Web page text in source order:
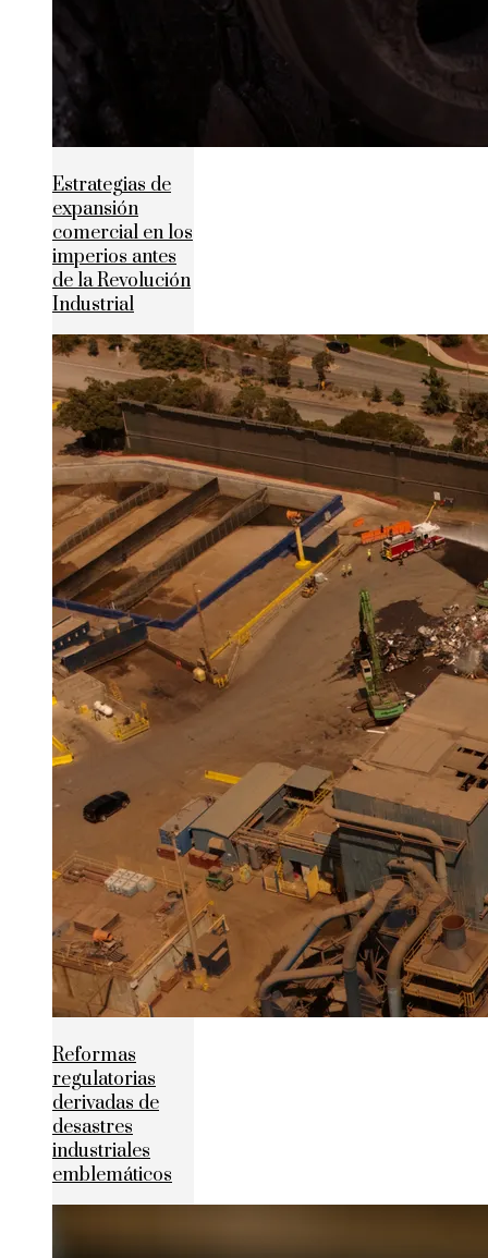
Estrategias de
expansión
comercial en los
imperios antes
de la Revolución
Industrial
Reformas
regulatorias
derivadas de
desastres
industriales
emblemáticos